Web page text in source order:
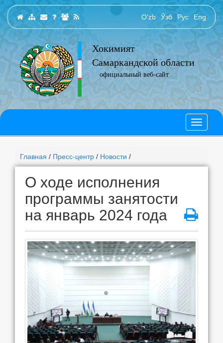
O‘zb Ўзб Рус Eng
Хокимият
Самаркандской области
официальный веб-сайт
Главная / Пресс-центр / Новости /
О ходе исполнения
программы занятости
на январь 2024 года